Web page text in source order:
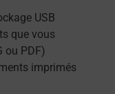
USB
que vous
ou PDF)
imprimés